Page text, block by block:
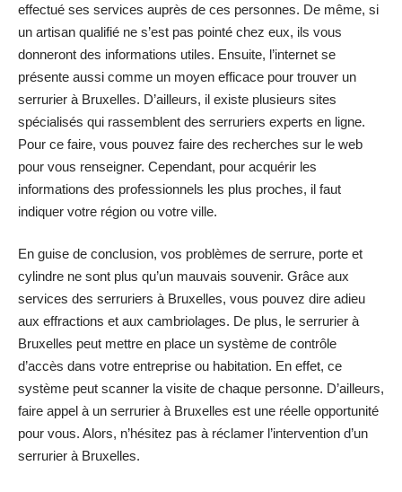
effectué ses services auprès de ces personnes. De même, si
un artisan qualifié ne s’est pas pointé chez eux, ils vous
donneront des informations utiles. Ensuite, l’internet se
présente aussi comme un moyen efficace pour trouver un
serrurier à Bruxelles. D’ailleurs, il existe plusieurs sites
spécialisés qui rassemblent des serruriers experts en ligne.
Pour ce faire, vous pouvez faire des recherches sur le web
pour vous renseigner. Cependant, pour acquérir les
informations des professionnels les plus proches, il faut
indiquer votre région ou votre ville.
En guise de conclusion, vos problèmes de serrure, porte et
cylindre ne sont plus qu’un mauvais souvenir. Grâce aux
services des serruriers à Bruxelles, vous pouvez dire adieu
aux effractions et aux cambriolages. De plus, le serrurier à
Bruxelles peut mettre en place un système de contrôle
d’accès dans votre entreprise ou habitation. En effet, ce
système peut scanner la visite de chaque personne. D’ailleurs,
faire appel à un serrurier à Bruxelles est une réelle opportunité
pour vous. Alors, n’hésitez pas à réclamer l’intervention d’un
serrurier à Bruxelles.